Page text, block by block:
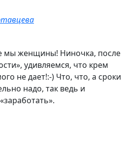
мы женщины! Ниночка, после
удивляемся, что крем
не дает!:-) Что, что, а сроки
надо, так ведь и